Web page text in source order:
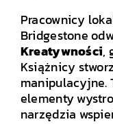
Pracownicy
Bridgestone
Kreatywności,
Książnicy
manipulacyjne.
elementy
narzędzia